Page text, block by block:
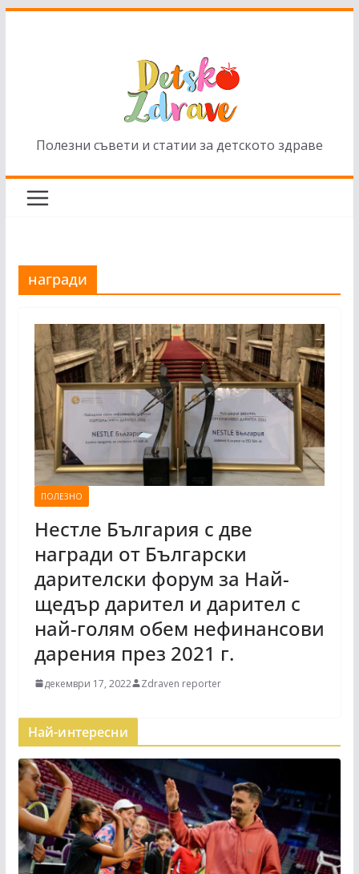
Полезни съвети и статии за детското здраве
награди
ПОЛЕЗНО
Нестле България с две
награди от Български
дарителски форум за Най-
щедър дарител и дарител с
най-голям обем нефинансови
дарения през 2021 г.
декември 17, 2022 Zdraven reporter
Най-интересни